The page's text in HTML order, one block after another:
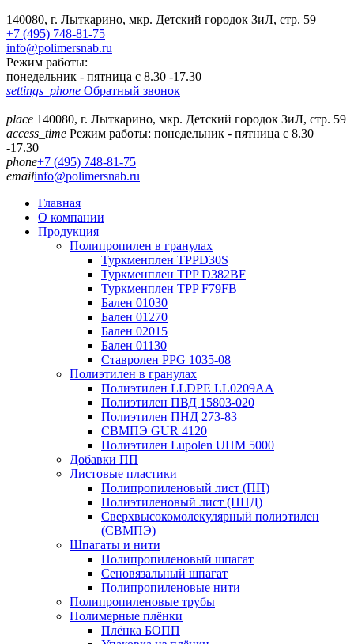
140080, г. Лыткарино, мкр. Детский городок ЗиЛ, стр. 59
+7 (495) 748-81-75
info@polimersnab.ru
Режим работы:
понедельник - пятница с 8.30 -17.30
settings_phone Обратный звонок
place 140080, г. Лыткарино, мкр. Детский городок ЗиЛ, стр. 59
access_time Режим работы: понедельник - пятница с 8.30
-17.30
phone+7 (495) 748-81-75
emailinfo@polimersnab.ru
Главная
О компании
Продукция
Полипропилен в гранулах
Туркменплен TPPD30S
Туркменплен TPP D382BF
Туркменплен TPP F79FB
Бален 01030
Бален 01270
Бален 02015
Бален 01130
Ставролен PPG 1035-08
Полиэтилен в гранулах
Полиэтилен LLDPE LL0209AA
Полиэтилен ПВД 15803-020
Полиэтилен ПНД 273-83
СВМПЭ GUR 4120
Полиэтилен Lupolen UHM 5000
Добавки ПП
Листовые пластики
Полипропиленовый лист (ПП)
Полиэтиленовый лист (ПНД)
Сверхвысокомолекулярный полиэтилен
(СВМПЭ)
Шпагаты и нити
Полипропиленовый шпагат
Сеновязальный шпагат
Полипропиленовые нити
Полипропиленовые трубы
Полимерные плёнки
Плёнка БОПП